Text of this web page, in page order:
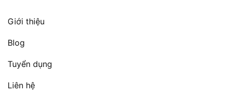
Giới thiệu
Blog
Tuyển dụng
Liên hệ